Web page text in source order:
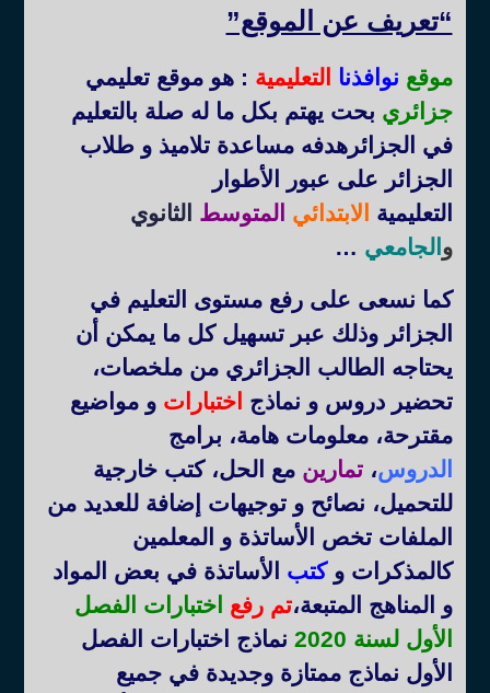
“تعريف عن الموقع”
موقع نوافذنا التعليمية : هو موقع تعليمي
جزائري بحت يهتم بكل ما له صلة بالتعليم
في الجزائرهدفه مساعدة تلاميذ و طلاب
الجزائر على عبور الأطوار
التعليمية
الابتدائي المتوسط الثانوي
و الجامعي …
كما نسعى على رفع مستوى التعليم في
الجزائر وذلك عبر تسهيل كل ما يمكن أن
يحتاجه الطالب الجزائري من ملخصات،
تحضير دروس و نماذج اختباراتو مواضيع
مقترحة، معلومات هامة، برامج
الدروس،تمارينمع الحل، كتب خارجية
للتحميل، نصائح و توجيهات إضافة للعديد من
الملفات تخص الأساتذة و المعلمين
كالمذكرات وكتب الأساتذة في بعض المواد
و المناهج المتبعة،تم رفع اختبارات الفصل
الأول لسنة 2020
نماذج اختبارات الفصل
الأول نماذج ممتازة وجديدة في جميع